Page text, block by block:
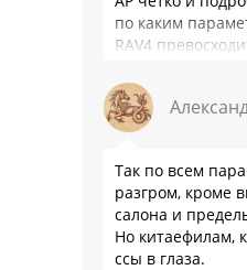
по каким
RAV4
подвеска едет
Так по всем
разгром, кроме
салона и
Но китаефилам,
ссы в глаза.